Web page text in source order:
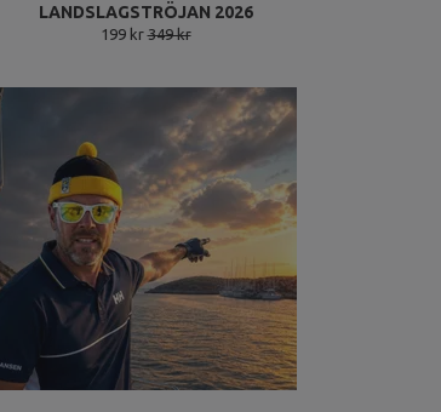
LANDSLAGSTRÖJAN 2026
199 kr349 kr